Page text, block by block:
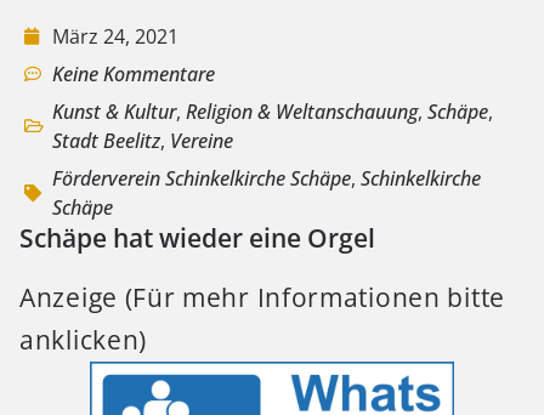
März 24, 2021
Keine Kommentare
Kunst & Kultur, Religion & Weltanschauung, Schäpe,
Stadt Beelitz, Vereine
Förderverein Schinkelkirche Schäpe, Schinkelkirche
Schäpe
Schäpe hat wieder eine Orgel
Anzeige (Für mehr Informationen bitte
anklicken)